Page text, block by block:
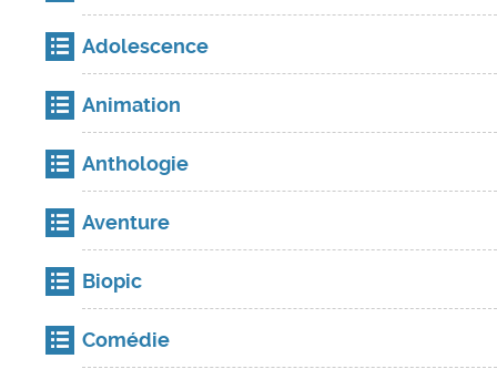
Adolescence
Animation
Anthologie
Aventure
Biopic
Comédie